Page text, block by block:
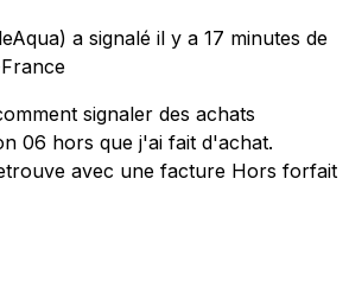
a signalé il y a 17 minutes de
signaler des achats
06 hors que j'ai fait d'achat.
avec une facture Hors forfait